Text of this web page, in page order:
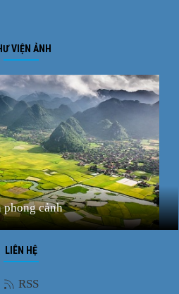
VIỆN ẢNH
phong cảnh
LIÊN HỆ
RSS